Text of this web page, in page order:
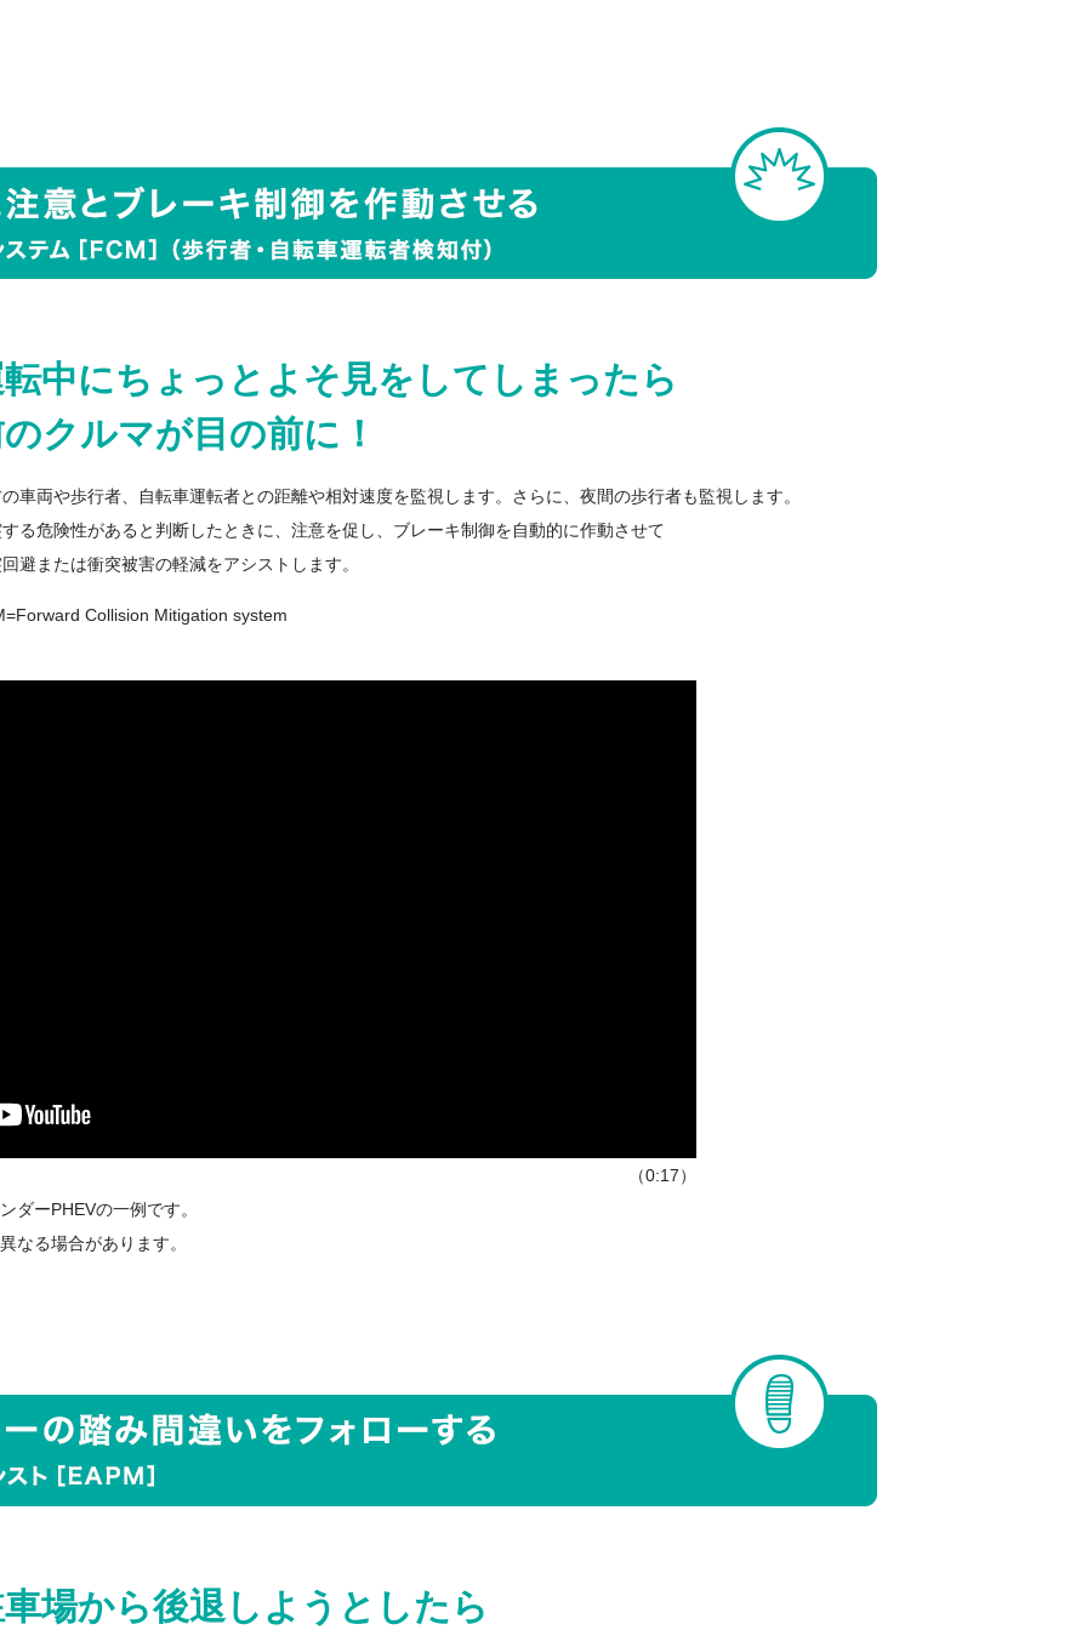
中にちょっと よそ見をしてしまったら
クルマが目の前に！
車両や歩行者、自転車運転者との距離や相対速度を監視します。さらに、夜間の歩行者も監視します。
る危険性があると判断したときに、注意を促し、ブレーキ制御を自動的に作動させて
避または衝突被害の軽減をアシストします。
Collision Mitigation system
（0:17）
ダーPHEVの一例です。
なる場合があります。
場から後退しようとしたら